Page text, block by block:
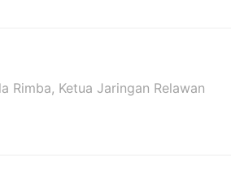
Rimba, Ketua Jaringan Relawan